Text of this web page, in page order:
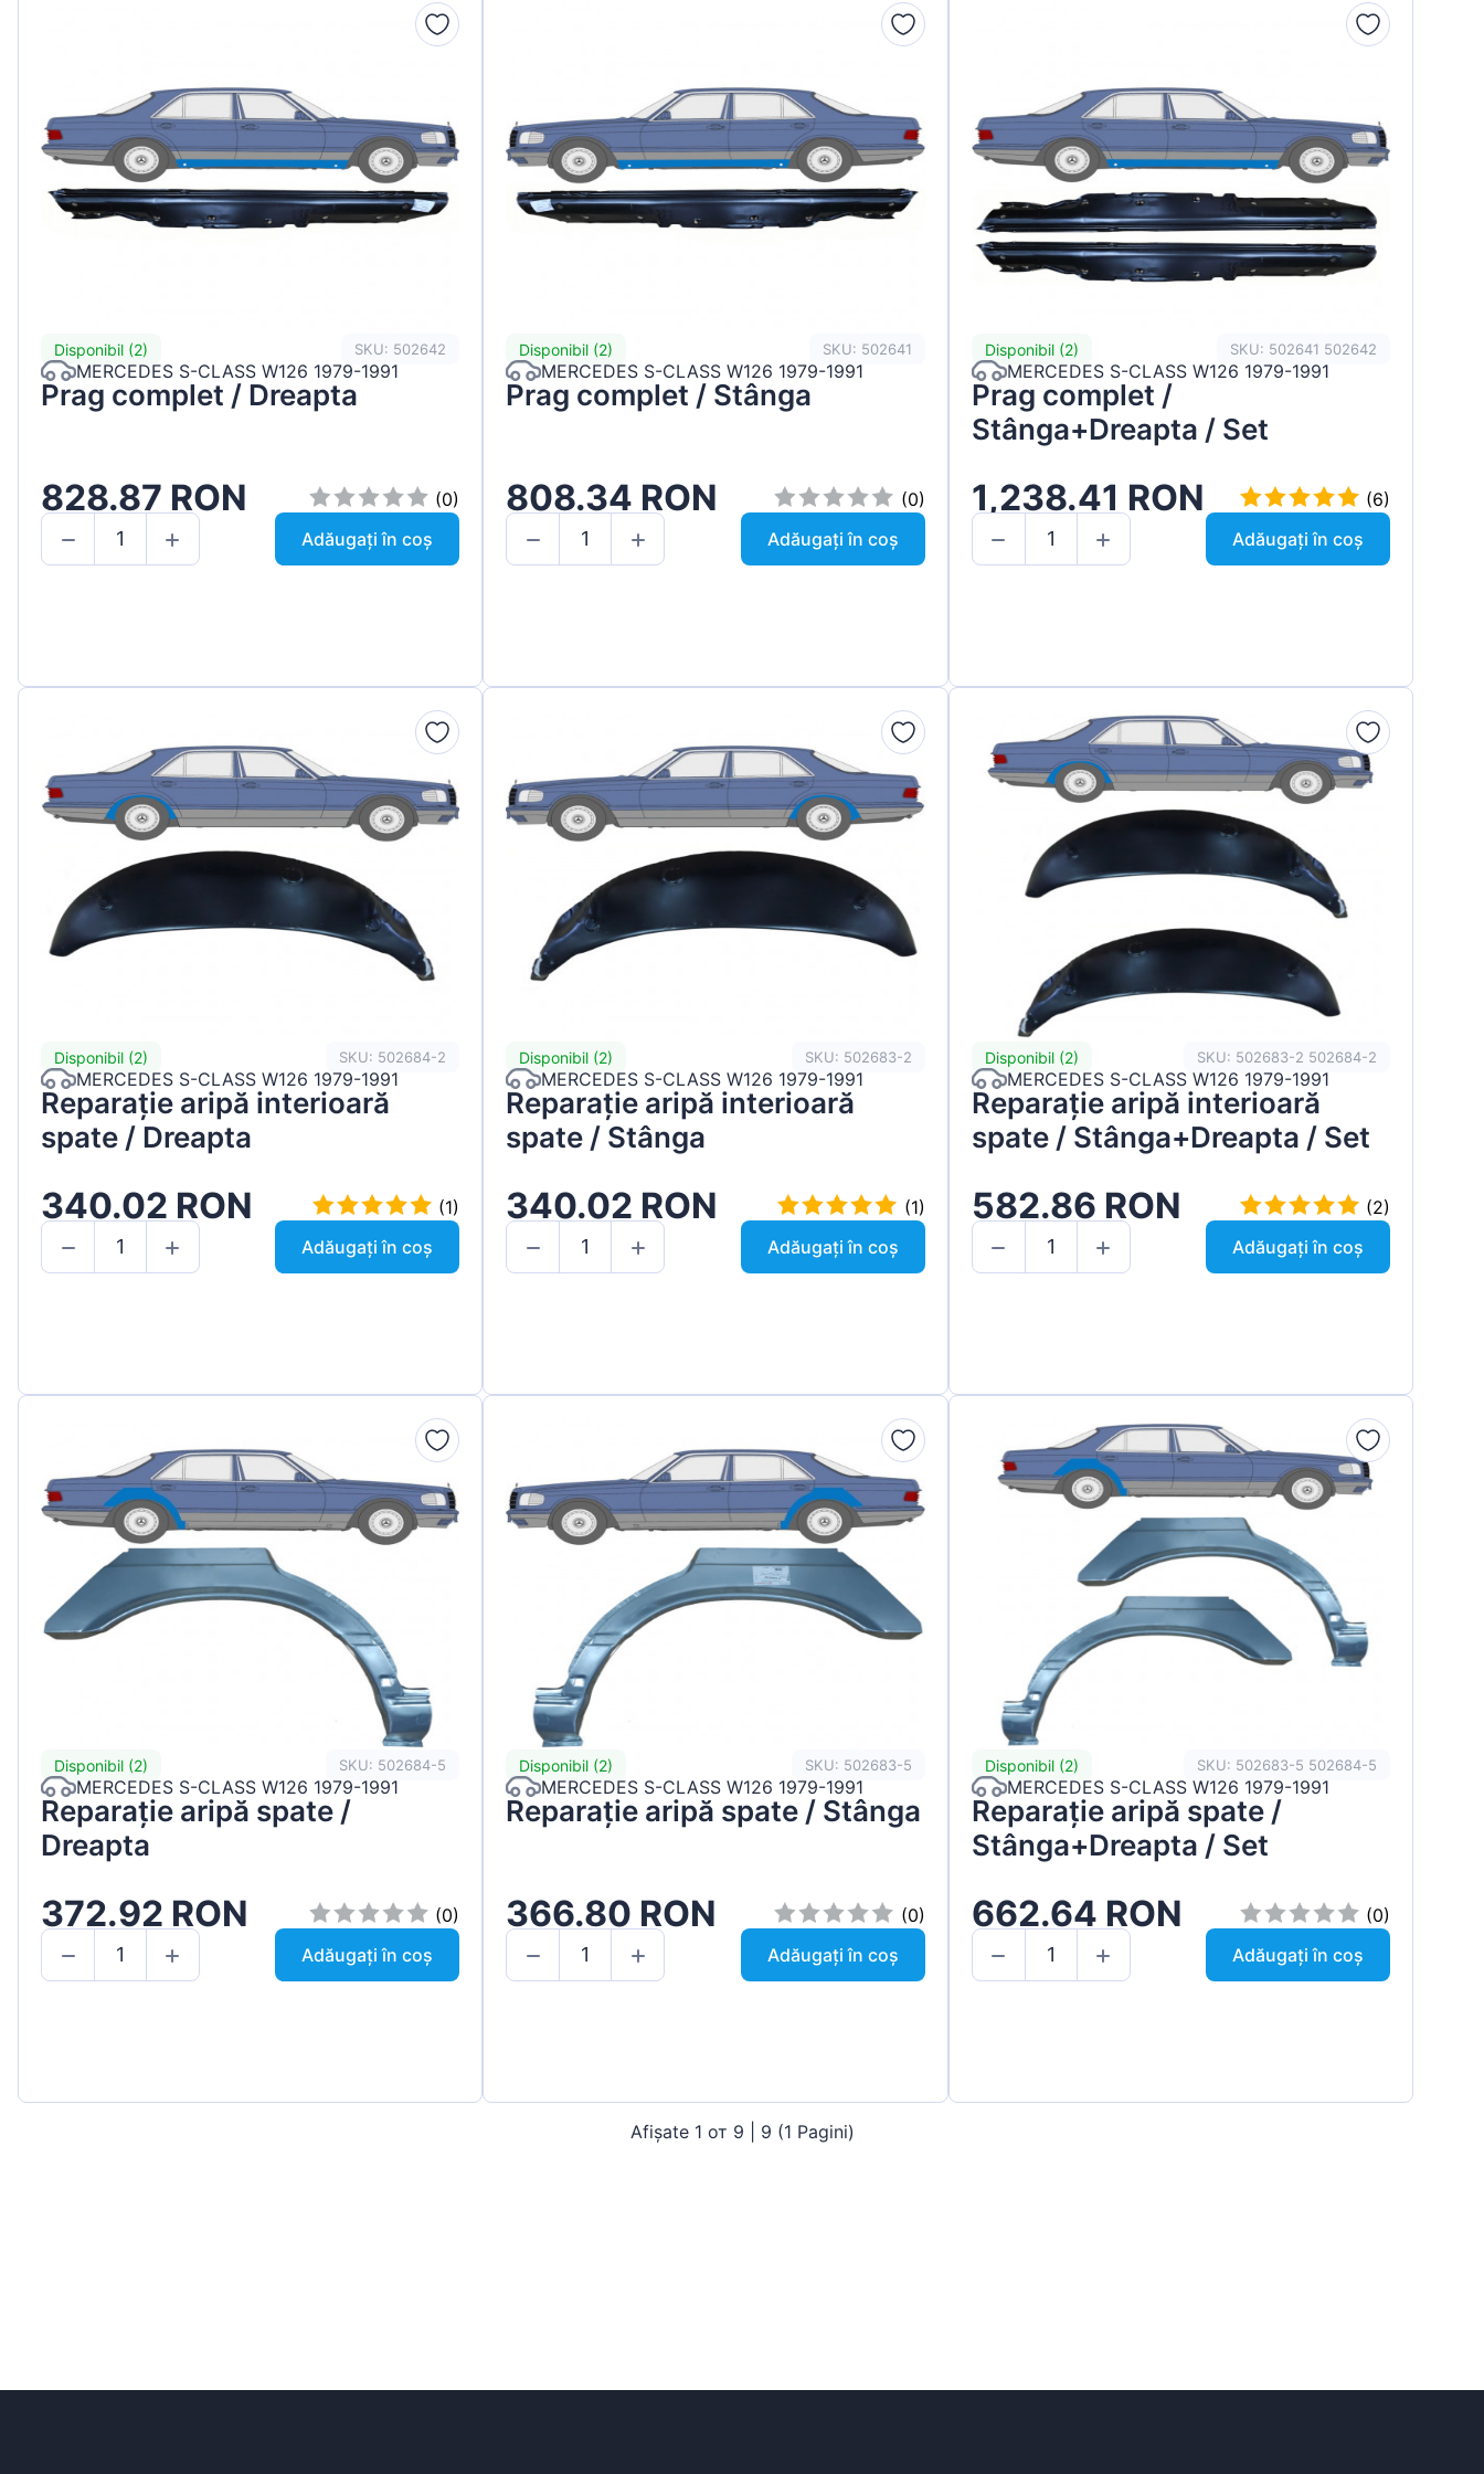
Peugeot
Skoda
Suzuki
Disponibil (2) SKU: 502642
MERCEDES S-CLASS W126 1979-1991
Prag complet / Dreapta
828.87 RON
(0)
Adăugați în coș
Disponibil (2) SKU: 502641
MERCEDES S-CLASS W126 1979-1991
Prag complet / Stânga
808.34 RON
(0)
Adăugați în coș
Disponibil (2) SKU: 502641 502642
MERCEDES S-CLASS W126 1979-1991
Prag complet /
Stânga+Dreapta / Set
1,238.41 RON
(6)
Adăugați în coș
Disponibil (2) SKU: 502684-2
MERCEDES S-CLASS W126 1979-1991
Reparație aripă interioară
spate / Dreapta
340.02 RON
(1)
Adăugați în coș
Disponibil (2) SKU: 502683-2
MERCEDES S-CLASS W126 1979-1991
Reparație aripă interioară
spate / Stânga
340.02 RON
(1)
Adăugați în coș
Disponibil (2) SKU: 502683-2 502684-2
MERCEDES S-CLASS W126 1979-1991
Reparație aripă interioară
spate / Stânga+Dreapta / Set
582.86 RON
(2)
Adăugați în coș
Disponibil (2) SKU: 502684-5
MERCEDES S-CLASS W126 1979-1991
Reparație aripă spate /
Dreapta
372.92 RON
(0)
Adăugați în coș
Disponibil (2) SKU: 502683-5
MERCEDES S-CLASS W126 1979-1991
Reparație aripă spate / Stânga
366.80 RON
(0)
Adăugați în coș
Disponibil (2) SKU: 502683-5 502684-5
MERCEDES S-CLASS W126 1979-1991
Reparație aripă spate /
Stânga+Dreapta / Set
662.64 RON
(0)
Adăugați în coș
Afișate 1 от 9 | 9 (1 Pagini)